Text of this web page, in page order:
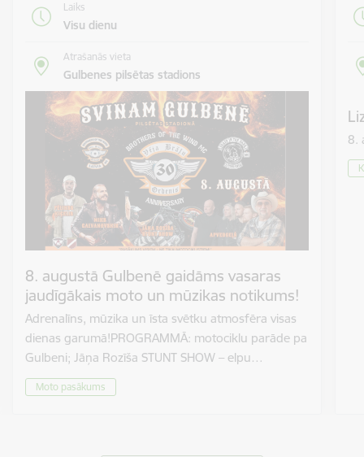
Laiks
Visu dienu
Atrašanās vieta
Gulbenes pilsētas stadions
8. augustā Gulbenē gaidāms vasaras
jaudīgākais moto un mūzikas notikums!
Adrenalīns, mūzika un īsta svētku atmosfēra visas
dienas garumā!PROGRAMMĀ: motociklu parāde pa
Gulbeni; Jāņa Rozīša STUNT SHOW – elpu…
Moto pasākums
8.